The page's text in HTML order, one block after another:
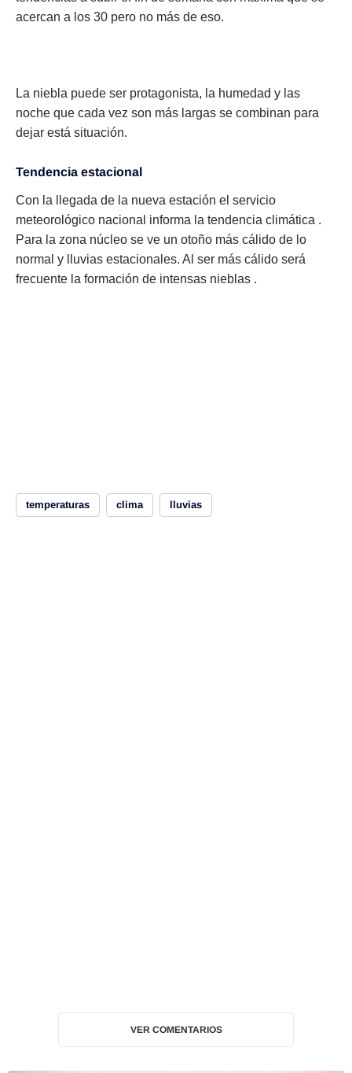
acercan a los 30 pero no más de eso.
La niebla puede ser protagonista, la humedad y las
noche que cada vez son más largas se combinan para
dejar está situación.
Tendencia estacional
Con la llegada de la nueva estación el servicio
meteorológico nacional informa la tendencia climática .
Para la zona núcleo se ve un otoño más cálido de lo
normal y lluvias estacionales. Al ser más cálido será
frecuente la formación de intensas nieblas .
temperaturas clima lluvias
VER COMENTARIOS